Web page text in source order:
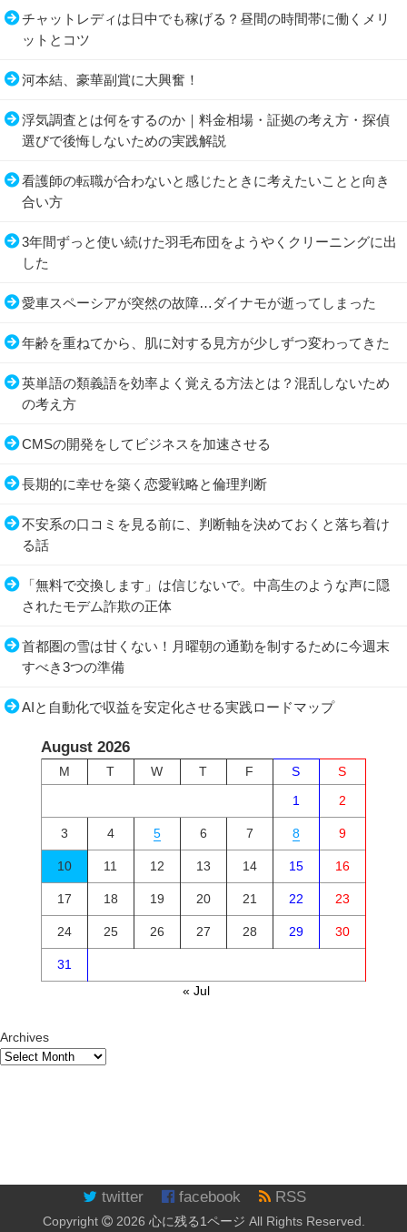
チャットレディは日中でも稼げる？昼間の時間帯に働くメリ
ットとコツ
河本結、豪華副賞に大興奮！
浮気調査とは何をするのか｜料金相場・証拠の考え方・探偵
選びで後悔しないための実践解説
看護師の転職が合わないと感じたときに考えたいことと向き
合い方
3年間ずっと使い続けた羽毛布団をようやくクリーニングに出
した
愛車スペーシアが突然の故障…ダイナモが逝ってしまった
年齢を重ねてから、肌に対する見方が少しずつ変わってきた
英単語の類義語を効率よく覚える方法とは？混乱しないため
の考え方
CMSの開発をしてビジネスを加速させる
長期的に幸せを築く恋愛戦略と倫理判断
不安系の口コミを見る前に、判断軸を決めておくと落ち着け
る話
「無料で交換します」は信じないで。中高生のような声に隠
されたモデム詐欺の正体
首都圏の雪は甘くない！月曜朝の通勤を制するために今週末
すべき3つの準備
AIと自動化で収益を安定化させる実践ロードマップ
August 2026
M T W T F S
S
1
2
3 4 5 6 7 8 9
10 11 12 13 14 15 16
17 18 19 20 21 22 23
24 25 26 27 28 29 30
31
« Jul
Archives
twitter facebook RSS
Copyright 2026 心に残る1ページ All Rights Reserved.